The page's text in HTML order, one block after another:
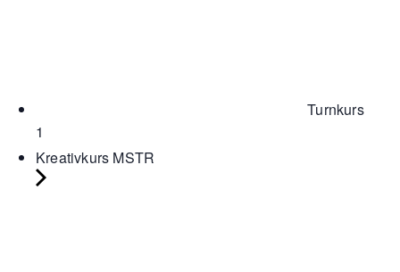
Turnkurs
1
Kreativkurs MSTR